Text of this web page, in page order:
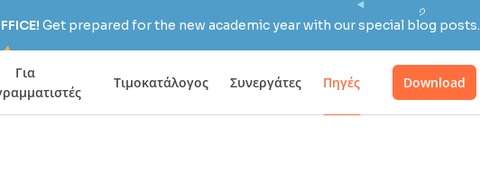
Get prepared for the new academic year with our special blog posts.
Για
Τιμοκατάλογος Συνεργάτες Πηγές Download